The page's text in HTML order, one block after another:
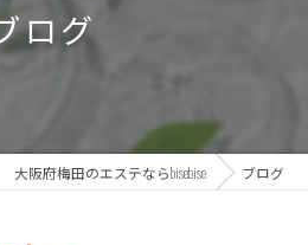
ログ
大阪府梅田のエステならbisebise ブログ